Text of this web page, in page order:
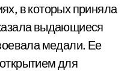
в которых приняла
выдающиеся
медали. Ее
для